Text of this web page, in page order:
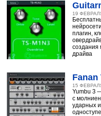
19
плагин,
создания
драйва
Fanan
15
Yumbu 3
с
ударных